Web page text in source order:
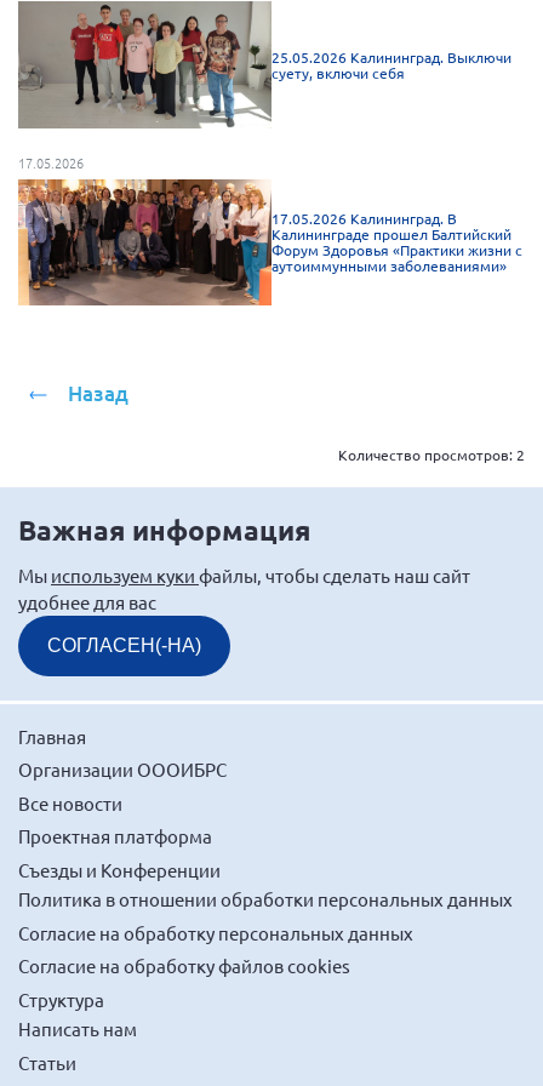
Брянская область
Владимирская область
Волгоградская область
Ивановская область
Калининградская область
Кемеровская область
Кировская область
Липецкая область
г. Москва
Московская область
Мурманская область
Нижегородская область
Новгородская область
Новосибирская область
Оренбургская область
Пензенская область
Республика Башкортостан
Республика Бурятия
Республика Калмыкия
Республика Хакасия
Ростовская область
г. Санкт-Петербург
25.05.2026 Калининград. Выключи
суету, включи себя
17.05.2026
17.05.2026 Калининград. В
Калининграде прошел Балтийский
Форум Здоровья «Практики жизни с
аутоиммунными заболеваниями»
Назад
Количество просмотров: 2
Важная информация
Мы используем куки файлы, чтобы сделать наш сайт
удобнее для вас
СОГЛАСЕН(-НА)
Главная
Организации ОООИБРС
Все новости
Проектная платформа
Съезды и Конференции
Политика в отношении обработки персональных данных
Согласие на обработку персональных данных
Согласие на обработку файлов cookies
Структура
Написать нам
Статьи